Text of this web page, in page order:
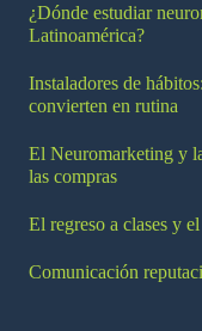
¿Dónde estudiar
Latinoamérica?
Instaladores de
convierten en rutina
El Neuromarketing y
las compras
El regreso a clases y
Comunicación